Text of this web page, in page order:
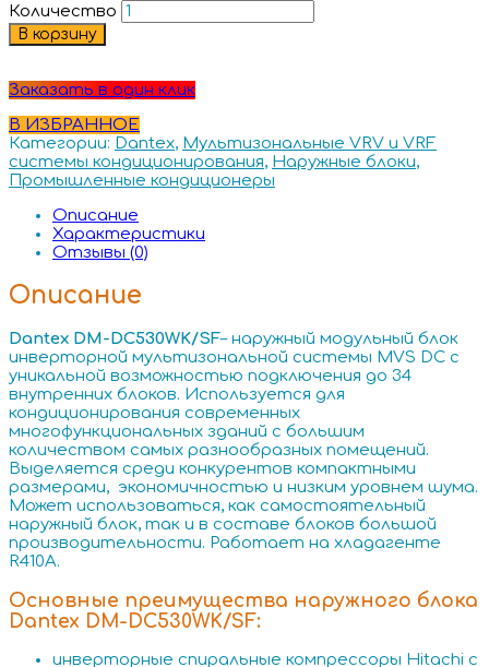
Количество
В корзину
Заказать в один клик
В ИЗБРАННОЕ
Категории: Dantex, Мультизональные VRV и VRF
системы кондиционирования, Наружные блоки,
Промышленные кондиционеры
Описание
Характеристики
Отзывы (0)
Описание
Dantex DM-DC530WK/SF– наружный модульный блок
инверторной мультизональной системы MVS DC с
уникальной возможностью подключения до 34
внутренних блоков. Используется для
кондиционирования современных
многофункциональных зданий с большим
количеством самых разнообразных помещений.
Выделяется среди конкурентов компактными
размерами, экономичностью и низким уровнем шума.
Может использоваться, как самостоятельный
наружный блок, так и в составе блоков большой
производительности. Работает на хладагенте
R410A.
Основные преимущества наружного блока
Dantex DM-DC530WK/SF:
инверторные спиральные компрессоры Hitachi c